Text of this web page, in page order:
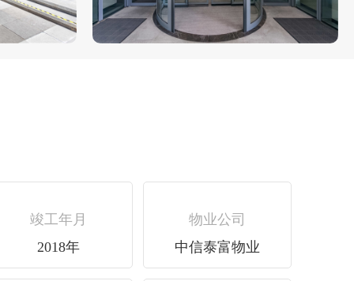
竣工年月
2018年
物业公司
中信泰富物业